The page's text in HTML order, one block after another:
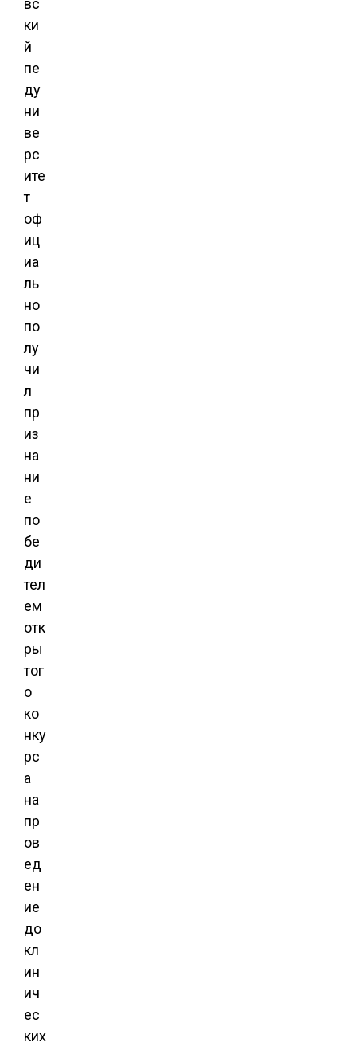
вс
ки
й
пе
ду
ни
ве
рс
ите
т
оф
иц
иа
ль
но
по
лу
чи
л
пр
из
на
ни
е
по
бе
ди
тел
ем
отк
ры
тог
о
ко
нку
рс
а
на
пр
ов
ед
ен
ие
до
кл
ин
ич
ес
ких